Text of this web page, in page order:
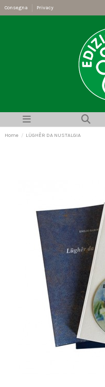
Consegna Privacy
Home LÜGHÊR DA NUSTALGIA